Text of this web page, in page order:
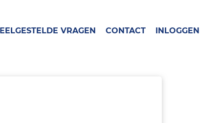
VRAGEN CONTACT INLOGGEN